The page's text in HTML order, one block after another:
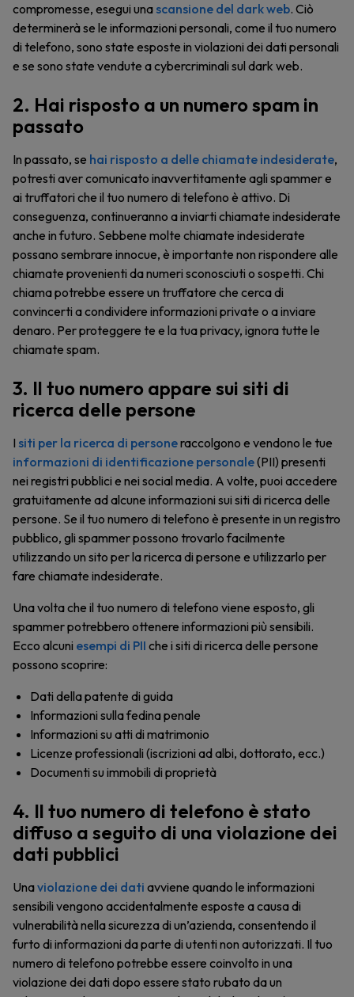
compromesse, esegui una scansione del dark web. Ciò
determinerà se le informazioni personali, come il tuo numero
di telefono, sono state esposte in violazioni dei dati personali
e se sono state vendute a cybercriminali sul dark web.
2. Hai risposto a un numero spam in
passato
In passato, se hai risposto a delle chiamate indesiderate,
potresti aver comunicato inavvertitamente agli spammer e
ai truffatori che il tuo numero di telefono è attivo. Di
conseguenza, continueranno a inviarti chiamate indesiderate
anche in futuro. Sebbene molte chiamate indesiderate
possano sembrare innocue, è importante non rispondere alle
chiamate provenienti da numeri sconosciuti o sospetti. Chi
chiama potrebbe essere un truffatore che cerca di
convincerti a condividere informazioni private o a inviare
denaro. Per proteggere te e la tua privacy, ignora tutte le
chiamate spam.
3. Il tuo numero appare sui siti di
ricerca delle persone
I siti per la ricerca di personeraccolgono e vendono le tue
informazioni di identificazione personale(PII) presenti
nei registri pubblici e nei social media. A volte, puoi accedere
gratuitamente ad alcune informazioni sui siti di ricerca delle
persone. Se il tuo numero di telefono è presente in un registro
pubblico, gli spammer possono trovarlo facilmente
utilizzando un sito per la ricerca di persone e utilizzarlo per
fare chiamate indesiderate.
Una volta che il tuo numero di telefono viene esposto, gli
spammer potrebbero ottenere informazioni più sensibili.
Ecco alcuni esempi di PII che i siti di ricerca delle persone
possono scoprire:
Dati della patente di guida
Informazioni sulla fedina penale
Informazioni su atti di matrimonio
Licenze professionali (iscrizioni ad albi, dottorato, ecc.)
Documenti su immobili di proprietà
4. Il tuo numero di telefono è stato
diffuso a seguito di una violazione dei
dati pubblici
Unaviolazione dei dati avviene quando le informazioni
sensibili vengono accidentalmente esposte a causa di
vulnerabilità nella sicurezza di un’azienda, consentendo il
furto di informazioni da parte di utenti non autorizzati. Il tuo
numero di telefono potrebbe essere coinvolto in una
violazione dei dati dopo essere stato rubato da un